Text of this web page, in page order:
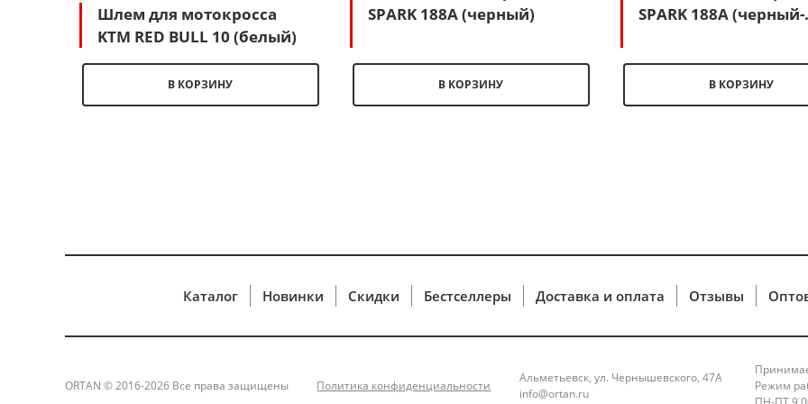
Шлем для мотокросса
KTM RED BULL 10 (белый)
В КОРЗИНУ
SPARK 188A (черный)
В КОРЗИНУ
SPARK 188A (черный-
В КОРЗИНУ
Каталог Новинки Скидки Бестселлеры Доставка и оплата Отзывы
ORTAN © 2016-2026 Все права защищены Политика конфиденциальности
Альметьевск, ул. Чернышевского, 47А
info@ortan.ru
Режим